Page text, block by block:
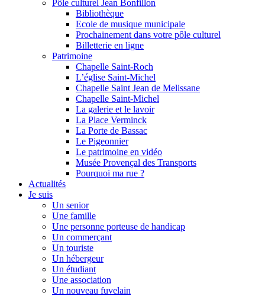
Pôle culturel Jean Bonfillon
Bibliothèque
Ecole de musique municipale
Prochainement dans votre pôle culturel
Billetterie en ligne
Patrimoine
Chapelle Saint-Roch
L’église Saint-Michel
Chapelle Saint Jean de Melissane
Chapelle Saint-Michel
La galerie et le lavoir
La Place Verminck
La Porte de Bassac
Le Pigeonnier
Le patrimoine en vidéo
Musée Provençal des Transports
Pourquoi ma rue ?
Actualités
Je suis
Un senior
Une famille
Une personne porteuse de handicap
Un commerçant
Un touriste
Un hébergeur
Un étudiant
Une association
Un nouveau fuvelain